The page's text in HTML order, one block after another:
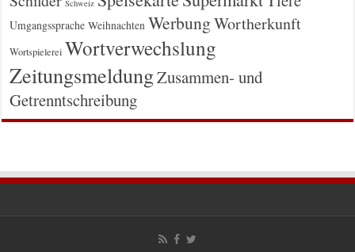
Schweiz
Umgangssprache Weihnachten WerbungWortherkunft
Wortspielerei Wortverwechslung
ZeitungsmeldungZusammen- und
Getrenntschreibung